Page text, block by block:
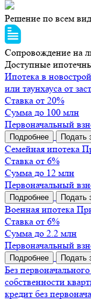
Решение по всем
Сопровождение на
Доступные
Ипотека в
или таунхауса от
Ставка от 20%
Сумма до 100 млн
Первоначальный
Подробнее Подать
Семейная ипотека
Ставка от 6%
Сумма до 12 млн
Первоначальный
Подробнее Подать
Военная ипотека
Ставка от 6%
Сумма до 2.2 млн
Первоначальный
Подробнее Подать
Без
собственности
кредит без